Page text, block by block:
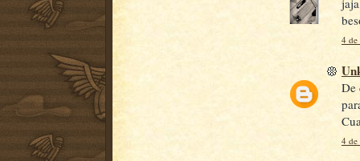
4 de
De
4 de